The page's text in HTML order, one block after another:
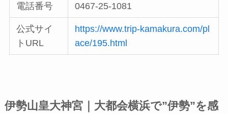
電話番号 0467-25-1081
公式サイ
トURL
https://www.trip-kamakura.com/pl
ace/195.html
伊勢山皇大神宮｜大都会横浜で”伊勢”を感